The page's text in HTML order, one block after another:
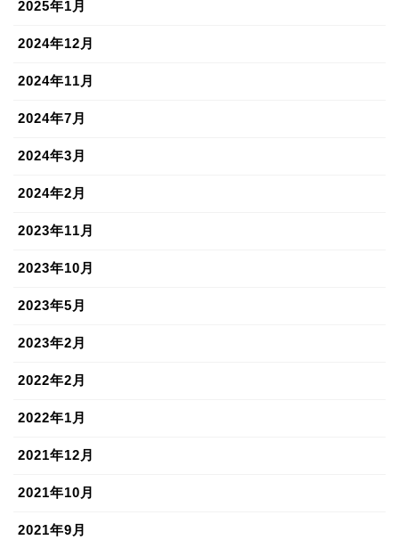
2025年1月
2024年12月
2024年11月
2024年7月
2024年3月
2024年2月
2023年11月
2023年10月
2023年5月
2023年2月
2022年2月
2022年1月
2021年12月
2021年10月
2021年9月